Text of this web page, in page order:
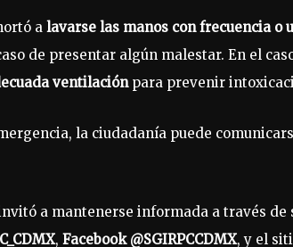
a lavarse las manos con frecuencia o
de presentar algún malestar. En el
ventilaciónpara prevenir
la ciudadanía puede
a mantenerse informada a través de
, Facebook @SGIRPCCDMX, y el